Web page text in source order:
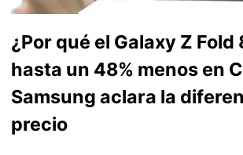
¿Por qué el Galaxy Z Fold
hasta un 48% menos en
Samsung aclara la
precio